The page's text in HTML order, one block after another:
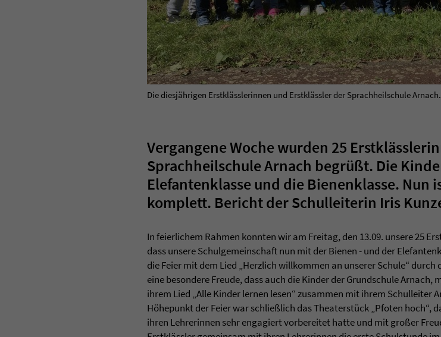
Die diesjährigen Erstklässlerinnen und Erstklässler der Sprachheilschule
Vergangene Woche wurden 25
Sprachheilschule Arnach begrüßt. Die
Elefantenklasse und die Bienenklasse. Nun
komplett. Bericht der Schulleiterin Iris
In feierlichem Rahmen konnten wir am Freitag, den 13.09. unsere 25
dass unsere Schulgemeinschaft nun mit der Bienen - und der
die Feier mit dem Lied „Herzlich willkommen an unserer Schule“
eine besondere Freude, dass auch die Kinder der Grundschule
ihrem Lied „Alle Kinder lernen lesen“ zusammen mit ihrem Schulleiter
Höhepunkt der Feier war schließlich das Theaterstück „Pfoten hoch“,
ihren Lehrerinnen sehr engagiert vorbereitet hatte und mit großer